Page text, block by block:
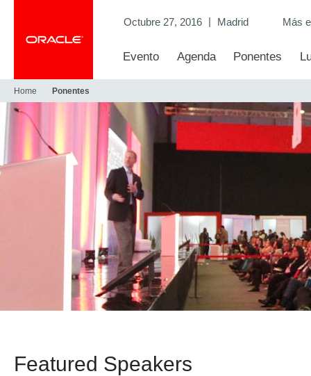
Evento Agenda Ponentes
Octubre 27, 2016 | Madrid Más
Home Ponentes
Featured Speakers